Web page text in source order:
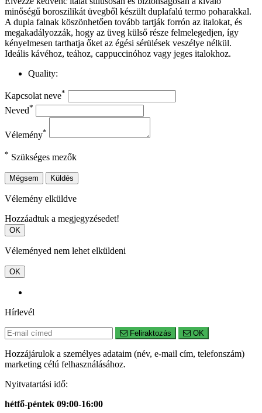
minőségű boroszilikát üvegből készült duplafalú termo poharakkal.
A dupla falnak köszönhetően tovább tartják forrón az italokat, és
megakadályozzák, hogy az üveg külső része felmelegedjen, így
kényelmesen tarthatja őket az égési sérülések veszélye nélkül.
Ideális kávéhoz, teához, cappuccinóhoz vagy jeges italokhoz.
Quality:
Kapcsolat neve*
Neved*
Vélemény*
* Szükséges mezők
Mégsem Küldés
Vélemény elküldve
Hozzáadtuk a megjegyzésedet!
OK
Véleményed nem lehet elküldeni
OK
Hírlevél
Feliraktozás OK
Hozzájárulok a személyes adataim (név, e-mail cím, telefonszám)
marketing célú felhasználásához.
Nyitvatartási idő:
hétfő-péntek 09:00-16:00